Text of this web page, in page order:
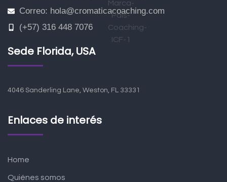
Correo: hola@cromaticacoaching.com
(+57) 316 448 7076
Sede Florida, USA
4046 Sanderling Lane, Weston, FL 33331
Enlaces de interés
Home
Quiénes somos